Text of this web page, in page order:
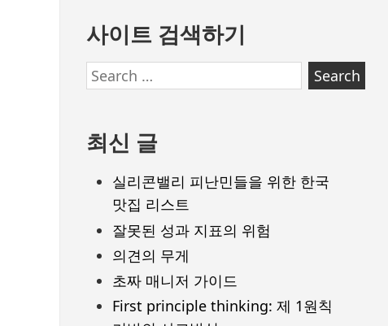
사이트 검색하기
Search
for:
최신 글
실리콘밸리 피난민들을 위한 한국
맛집 리스트
잘못된 성과 지표의 위험
의견의 무게
초짜 매니저 가이드
First principle thinking: 제 1원칙